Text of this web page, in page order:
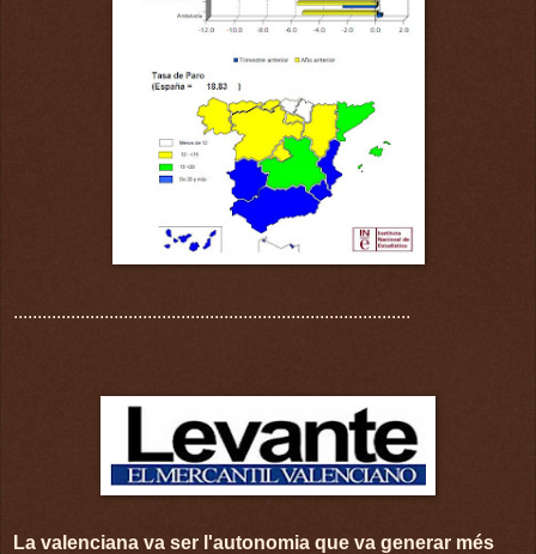
...................................................................................
La valenciana va ser l'autonomia que va generar més